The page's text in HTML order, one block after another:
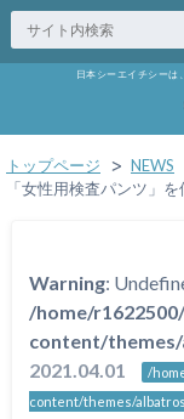
日本シーエイチシーは
トップページ
NEWS
「女性用検査パンツ」
Warning:
/home/
content/
2021.04.01
/
content/themes/